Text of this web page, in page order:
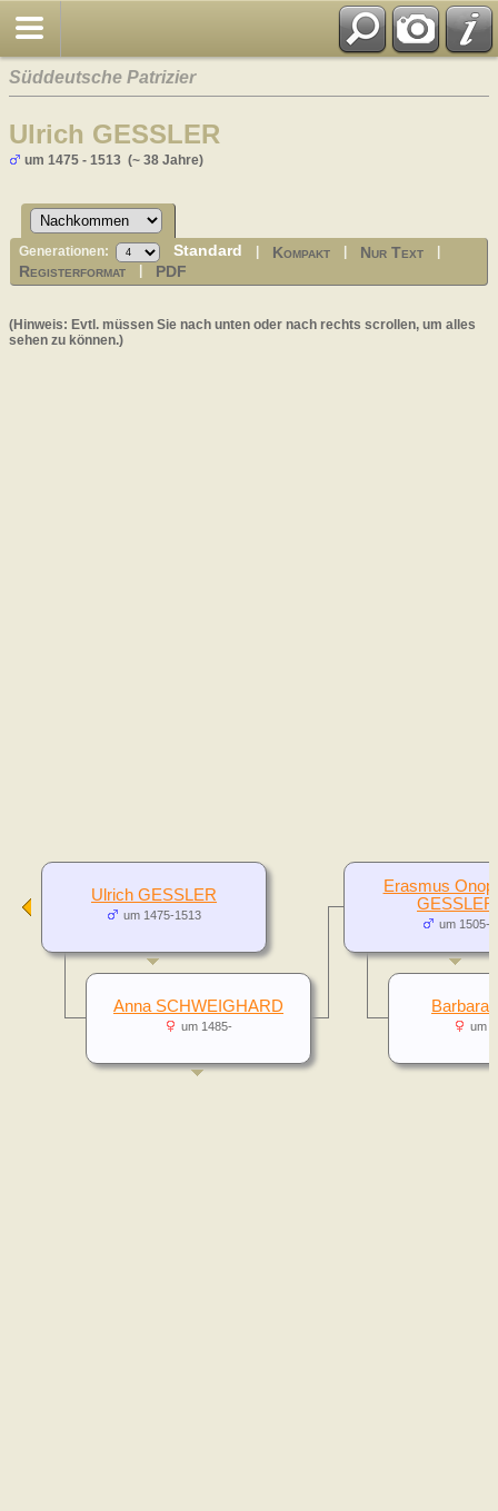
Süddeutsche Patrizier
Ulrich GESSLER
um 1475 - 1513 (~ 38 Jahre)
Generationen: Standard Kompakt Nur Text
Registerformat PDF
(Hinweis: Evtl. müssen Sie nach unten oder nach rechts scrollen, um alles
sehen zu können.)
Erasmus
GESSLER
um 1505-
Barbara
um
Ulrich GESSLER
um 1475-1513
Anna SCHWEIGHARD
um 1485-